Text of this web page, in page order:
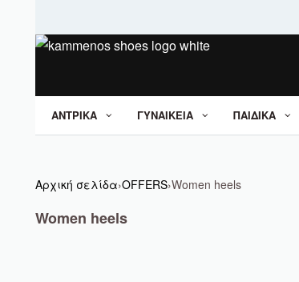
ΑΝΤΡΙΚΑ ΓΥΝΑΙΚΕΙΑ ΠΑΙΔΙΚΑ
Αρχική σελίδα›OFFERS›Women heels
Women heels